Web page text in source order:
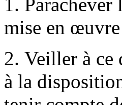
mise en
2. Veiller à ce
à la